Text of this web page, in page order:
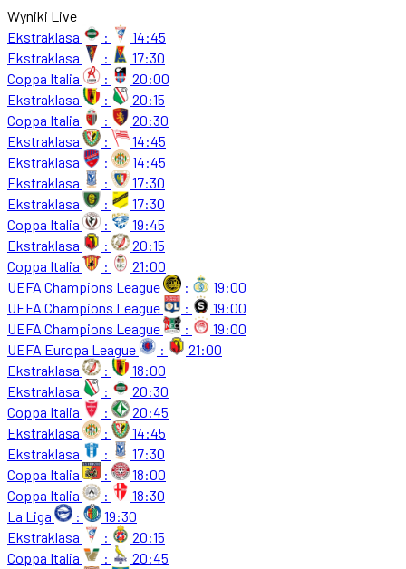
Wyniki Live
Ekstraklasa
:
14:45
Ekstraklasa
:
17:30
Coppa Italia
:
20:00
Ekstraklasa
:
20:15
Coppa Italia
:
20:30
Ekstraklasa
:
14:45
Ekstraklasa
:
14:45
Ekstraklasa
:
17:30
Ekstraklasa
:
17:30
Coppa Italia
:
19:45
Ekstraklasa
:
20:15
Coppa Italia
:
21:00
UEFA Champions League
:
19:00
UEFA Champions League
:
19:00
UEFA Champions League
:
19:00
UEFA Europa League
:
21:00
Ekstraklasa
:
18:00
Ekstraklasa
:
20:30
Coppa Italia
:
20:45
Ekstraklasa
:
14:45
Ekstraklasa
:
17:30
Coppa Italia
:
18:00
Coppa Italia
:
18:30
La Liga
:
19:30
Ekstraklasa
:
20:15
Coppa Italia
:
20:45